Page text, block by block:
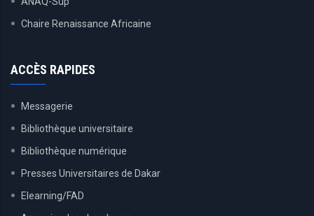
Chaire Renaissance Africaine
ACCÈS RAPIDES
Messagerie
Bibliothèque universitaire
Bibliothèque numérique
Presses Universitaires de Dakar
Elearning/FAD